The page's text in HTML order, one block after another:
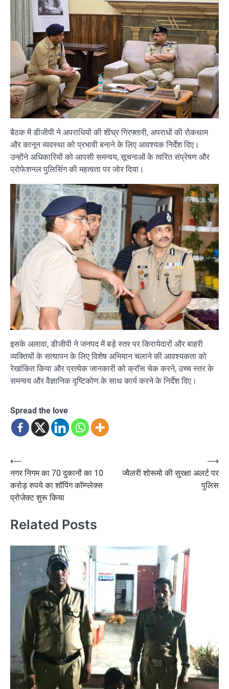
बैठक में डीजीपी ने अपराधियों की शीघ्र गिरफ्तारी, अपराधों की रोकथाम
और कानून व्यवस्था को प्रभावी बनाने के लिए आवश्यक निर्देश दिए।
उन्होंने अधिकारियों को आपसी समन्वय, सूचनाओं के त्वरित संप्रेषण और
प्रोफेशनल पुलिसिंग की महत्वता पर जोर दिया।
इसके अलावा, डीजीपी ने जनपद में बड़े स्तर पर किरायेदारों और बाहरी
व्यक्तियों के सत्यापन के लिए विशेष अभियान चलाने की आवश्यकता को
रेखांकित किया और प्रत्येक जानकारी को क्रॉस चेक करने, उच्च स्तर के
समन्वय और वैज्ञानिक दृष्टिकोण के साथ कार्य करने के निर्देश दिए।
Spread the love
Post
navigation
⟵
नगर निगम का 70 दुकानों का 10
करोड़ रुपये का शॉपिंग कॉम्प्लेक्स
प्रोजेक्ट शुरू किया
ज्वैलरी शोरूमो की सुरक्षा अलर्ट पर
पुलिस
⟶
Related Posts